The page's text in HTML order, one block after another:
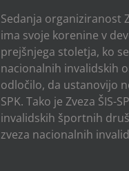
Sedanja organiziranost
ima svoje korenine v
prejšnjega stoletja, ko
nacionalnih invalidskih
odločilo, da ustanovijo
SPK. Tako je Zveza ŠIS-
invalidskih športnih
zveza nacionalnih